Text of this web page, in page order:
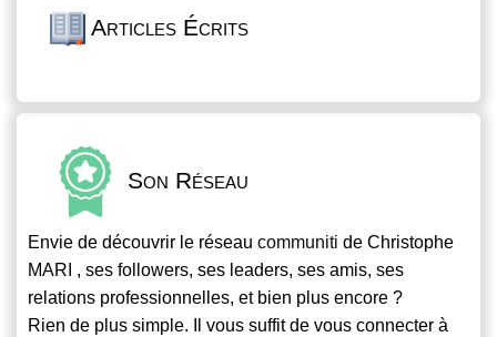
Articles Écrits
Son Réseau
Envie de découvrir le réseau communiti de Christophe
MARI , ses followers, ses leaders, ses amis, ses
relations professionnelles, et bien plus encore ?
Rien de plus simple. Il vous suffit de vous connecter à